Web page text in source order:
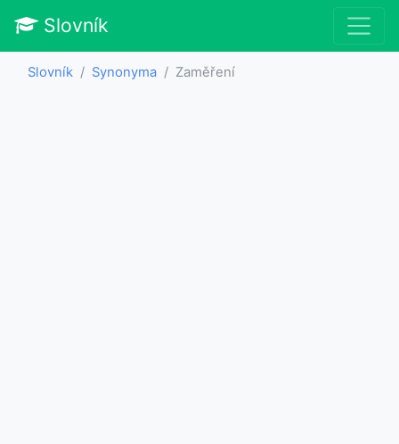
Slovník
Slovník Synonyma Zaměření